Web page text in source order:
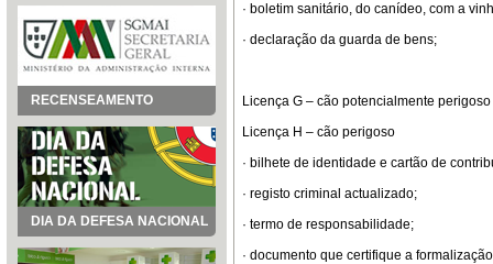
RECENSEAMENTO
DIA DA DEFESA NACIONAL
· boletim sanitário, do canídeo, com a
· declaração da guarda de bens;
Licença G – cão potencialmente perigoso
Licença H – cão perigoso
· bilhete de identidade e cartão de
· registo criminal actualizado;
· termo de responsabilidade;
· documento que certifique a